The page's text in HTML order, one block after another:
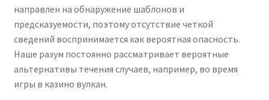
направлен на обнаружение шаблонов и
предсказуемости, поэтому отсутствие четкой
сведений воспринимается как вероятная опасность.
Наше разум постоянно рассматривает вероятные
альтернативы течения случаев, например, во время
игры в казино вулкан.